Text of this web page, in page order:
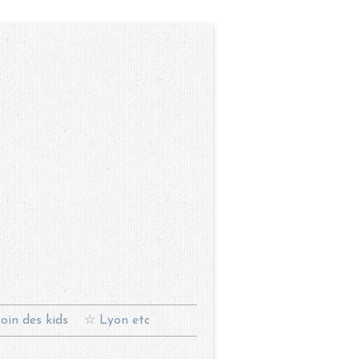
des kids ☆ Lyon etc